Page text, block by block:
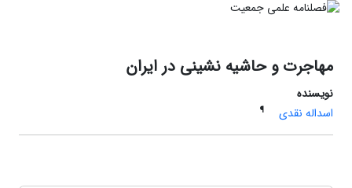
مهاجرت و حاشیه نشینی در ایران
نویسنده
اسداله نقدی
¶